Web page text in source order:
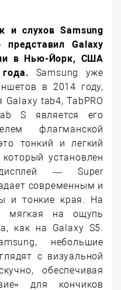
и слухов Samsung
Galaxy
в Нью-Йорк, США
Samsung уже
в 2014 году,
tab4, TabPRO
S является его
флагманской
тонкий и легкий
установлен
— Super
современным и
и тонкие края. На
мягкая на ощупь
как на Galaxy S5.
небольшие
с визуальной
обеспечивая
для кончиков